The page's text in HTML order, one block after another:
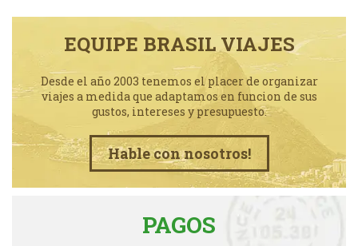
EQUIPE BRASIL VIAJES
Desde el año 2003 tenemos el placer de organizar
viajes a medida que adaptamos en funcion de sus
gustos, intereses y presupuesto.
Hable con nosotros!
PAGOS